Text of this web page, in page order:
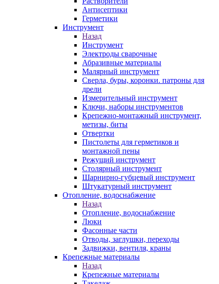
Антисептики
Герметики
Инструмент
Назад
Инструмент
Электроды сварочные
Абразивные материалы
Малярный инструмент
Сверла, буры, коронки. патроны для
дрели
Измерительный инструмент
Ключи, наборы инструментов
Крепежно-монтажный инструмент,
метизы, биты
Отвертки
Пистолеты для герметиков и
монтажной пены
Режущий инструмент
Столярный инструмент
Шарнирно-губцевый инструмент
Штукатурный инструмент
Отопление, водоснабжение
Назад
Отопление, водоснабжение
Люки
Фасонные части
Отводы, заглушки, переходы
Задвижки, вентиля, краны
Крепежные материалы
Назад
Крепежные материалы